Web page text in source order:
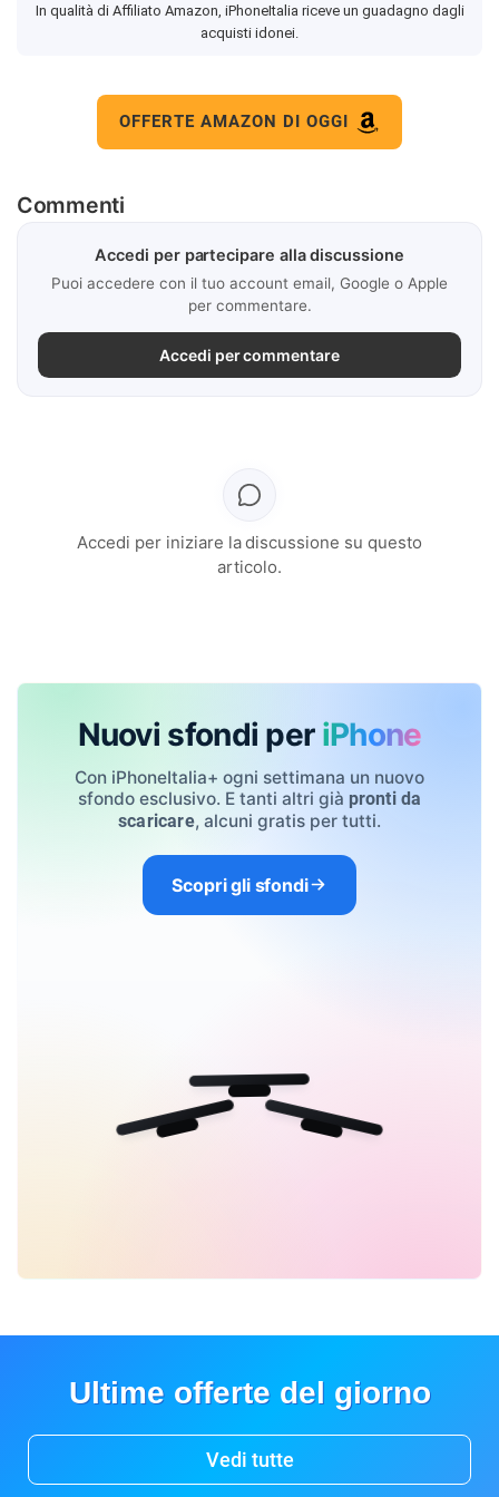
In qualità di Affiliato Amazon, iPhoneItalia riceve un guadagno dagli
acquisti idonei.
OFFERTE AMAZON DI OGGI
Commenti
Accedi per partecipare alla discussione
Puoi accedere con il tuo account email, Google o Apple
per commentare.
Accedi per commentare
Accedi per iniziare la discussione su questo
articolo.
Nuovi sfondi per iPhone
Con iPhoneItalia+ ogni settimana un nuovo
sfondo esclusivo. E tanti altri già pronti da
scaricare, alcuni gratis per tutti.
Scopri gli sfondi
Ultime offerte del giorno
Vedi tutte